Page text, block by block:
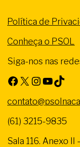
Política de
Conheça o PSOL
Siga-nos nas
Facebook X Instagram Youtube TikTok
(61) 3215-9835
Sala 116. Anexo II